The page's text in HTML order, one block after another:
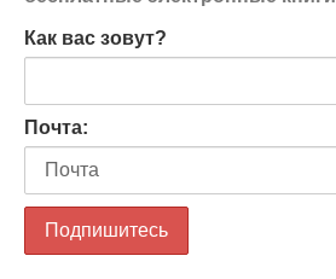
Как вас зовут?
Почта: